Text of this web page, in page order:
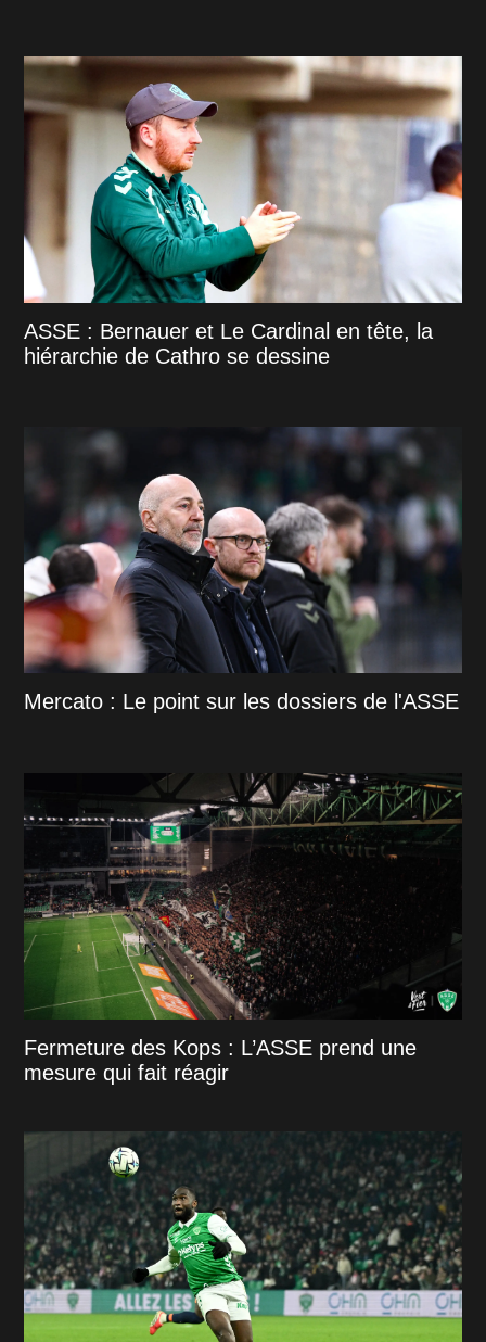
ASSE : Bernauer et Le Cardinal en tête, la
hiérarchie de Cathro se dessine
Mercato : Le point sur les dossiers de l'ASSE
Fermeture des Kops : L’ASSE prend une
mesure qui fait réagir